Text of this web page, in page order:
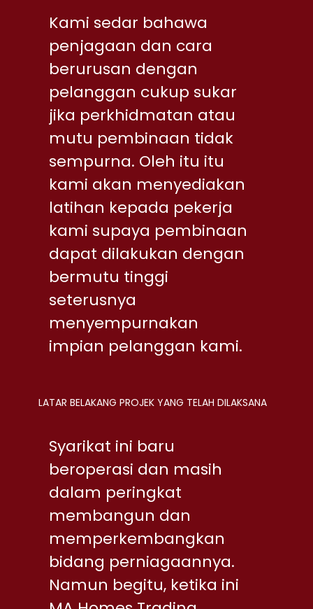
Kami sedar bahawa
penjagaan dan cara
berurusan dengan
pelanggan cukup sukar
jika perkhidmatan atau
mutu pembinaan tidak
sempurna. Oleh itu itu
kami akan menyediakan
latihan kepada pekerja
kami supaya pembinaan
dapat dilakukan dengan
bermutu tinggi
seterusnya
menyempurnakan
impian pelanggan kami.
LATAR BELAKANG PROJEK YANG TELAH DILAKSANA
Syarikat ini baru
beroperasi dan masih
dalam peringkat
membangun dan
memperkembangkan
bidang perniagaannya.
Namun begitu, ketika ini